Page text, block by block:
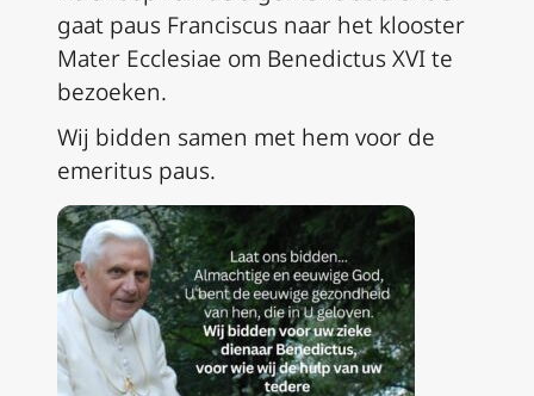
gaat paus Franciscus naar het klooster
Mater Ecclesiae om Benedictus XVI te
bezoeken.
Wij bidden samen met hem voor de
emeritus paus.